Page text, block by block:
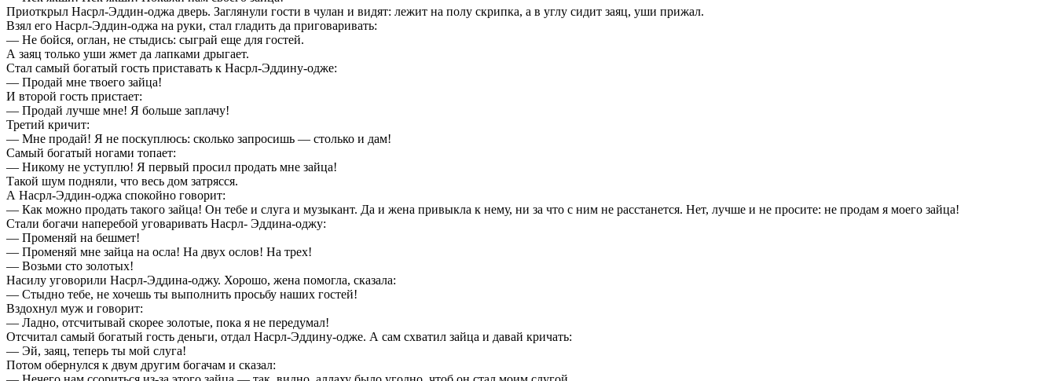
Приоткрыл Насрл-Эддин-оджа дверь. Заглянули гости в чулан и видят: лежит на полу скрипка, а в углу сидит заяц, уши прижал.
Взял его Насрл-Эддин-оджа на руки, стал гладить да приговаривать:
— Не бойся, оглан, не стыдись: сыграй еще для гостей.
А заяц только уши жмет да лапками дрыгает.
Стал самый богатый гость приставать к Насрл-Эддину-одже:
— Продай мне твоего зайца!
И второй гость пристает:
— Продай лучше мне! Я больше заплачу!
Третий кричит:
— Мне продай! Я не поскуплюсь: сколько запросишь — столько и дам!
Самый богатый ногами топает:
— Никому не уступлю! Я первый просил продать мне зайца!
Такой шум подняли, что весь дом затрясся.
А Насрл-Эддин-оджа спокойно говорит:
— Как можно продать такого зайца! Он тебе и слуга и музыкант. Да и жена привыкла к нему, ни за что с ним не расстанется. Нет, лучше и не просите: не продам я моего зайца!
Стали богачи наперебой уговаривать Насрл- Эддина-оджу:
— Променяй на бешмет!
— Променяй мне зайца на осла! На двух ослов! На трех!
— Возьми сто золотых!
Насилу уговорили Насрл-Эддина-оджу. Хорошо, жена помогла, сказала:
— Стыдно тебе, не хочешь ты выполнить просьбу наших гостей!
Вздохнул муж и говорит:
— Ладно, отсчитывай скорее золотые, пока я не передумал!
Отсчитал самый богатый гость деньги, отдал Насрл-Эддину-одже. А сам схватил зайца и давай кричать:
— Эй, заяц, теперь ты мой слуга!
Потом обернулся к двум другим богачам и сказал: